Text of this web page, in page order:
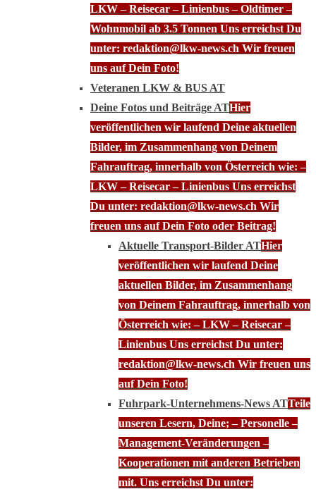
LKW – Reisecar – Linienbus – Oldtimer –
Wohnmobil ab 3.5 Tonnen Uns erreichst Du
unter: redaktion@lkw-news.ch Wir freuen
uns auf Dein Foto!
Veteranen LKW & BUS AT
Deine Fotos und Beiträge ATHier
veröffentlichen wir laufend Deine aktuellen
Bilder, im Zusammenhang von Deinem
Fahrauftrag, innerhalb von Österreich wie: –
LKW – Reisecar – Linienbus Uns erreichst
Du unter: redaktion@lkw-news.ch Wir
freuen uns auf Dein Foto oder Beitrag!
Aktuelle Transport-Bilder ATHier
veröffentlichen wir laufend Deine
aktuellen Bilder, im Zusammenhang
von Deinem Fahrauftrag, innerhalb von
Österreich wie: – LKW – Reisecar –
Linienbus Uns erreichst Du unter:
redaktion@lkw-news.ch Wir freuen uns
auf Dein Foto!
Fuhrpark-Unternehmens-News ATTeile
unseren Lesern, Deine; – Personelle –
Management-Veränderungen –
Kooperationen mit anderen Betrieben
mit. Uns erreichst Du unter: